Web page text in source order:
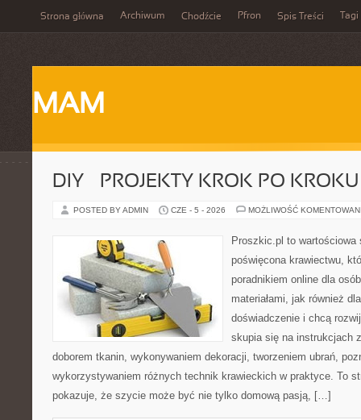
Strona główna Archiwum Chodźcie Pfron Spis Treści Tagi
MAM
DIY – PROJEKTY KROK PO KROKU
POSTED BY ADMIN CZE - 5 - 2026 MOŻLIWOŚĆ
Proszkic.pl to wartościowa
poświęcona krawiectwu,
poradnikiem online dla
materiałami, jak również
doświadczenie i chcą
skupia się na instrukcjach
doborem tkanin, wykonywaniem dekoracji, tworzeniem ubrań,
wykorzystywaniem różnych technik krawieckich w praktyce. To
pokazuje, że szycie może być nie tylko domową pasją, […]